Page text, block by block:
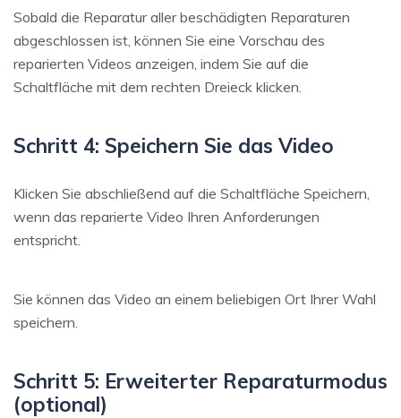
Sobald die Reparatur aller beschädigten Reparaturen
abgeschlossen ist, können Sie eine Vorschau des
reparierten Videos anzeigen, indem Sie auf die
Schaltfläche mit dem rechten Dreieck klicken.
Schritt 4: Speichern Sie das Video
Klicken Sie abschließend auf die Schaltfläche Speichern,
wenn das reparierte Video Ihren Anforderungen
entspricht.
Sie können das Video an einem beliebigen Ort Ihrer Wahl
speichern.
Schritt 5: Erweiterter Reparaturmodus
(optional)